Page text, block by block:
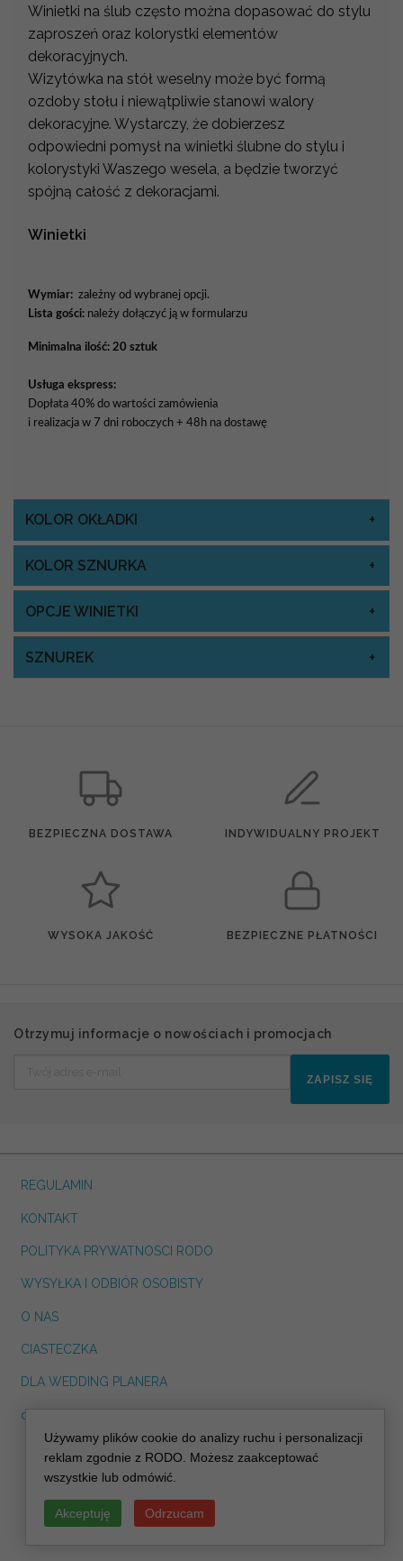
Winietki na ślub często można dopasować do stylu
zaproszeń oraz kolorystki elementów
dekoracyjnych.
Wizytówka na stół weselny może być formą
ozdoby stołu i niewątpliwie stanowi walory
dekoracyjne. Wystarczy, że dobierzesz
odpowiedni pomysł na winietki ślubne do stylu i
kolorystyki Waszego wesela, a będzie tworzyć
spójną całość z dekoracjami.
Winietki
Wymiar: zależny od wybranej opcji.
Lista gości: należy dołączyć ją w formularzu
Minimalna ilość: 20 sztuk
Usługa ekspress:
Dopłata 40% do wartości zamówienia
i realizacja w 7 dni roboczych + 48h na dostawę
KOLOR OKŁADKI
KOLOR SZNURKA
OPCJE WINIETKI
SZNUREK
BEZPIECZNA DOSTAWA INDYWIDUALNY PROJEKT
WYSOKA JAKOŚĆ BEZPIECZNE PŁATNOŚCI
Otrzymuj informacje o nowościach i promocjach
ZAPISZ SIĘ
REGULAMIN
KONTAKT
POLITYKA PRYWATNOSCI RODO
WYSYŁKA I ODBIÓR OSOBISTY
O NAS
CIASTECZKA
DLA WEDDING PLANERA
dreskot.com
info@decoris.pl
Używamy plików cookie do analizy ruchu i personalizacji
reklam zgodnie z RODO. Możesz zaakceptować
wszystkie lub odmówić.
Akceptuję Odrzucam